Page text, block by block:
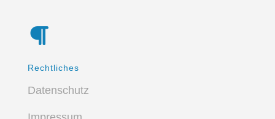
Rechtliches
Datenschutz